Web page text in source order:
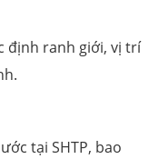
định ranh giới, vị trí
tại SHTP, bao